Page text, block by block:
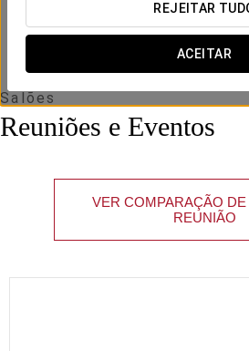
REJEITAR
ACEITAR
Salões
Reuniões e Eventos
VER COMPARAÇÃO
REUNIÃO